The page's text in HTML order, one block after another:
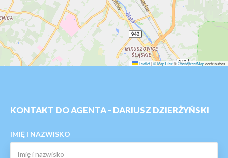
Leaflet|© MapTiler©OpenStreetMapcontributors
KONTAKT DO AGENTA - DARIUSZ DZIERŻYŃSKI
IMIĘ I NAZWISKO